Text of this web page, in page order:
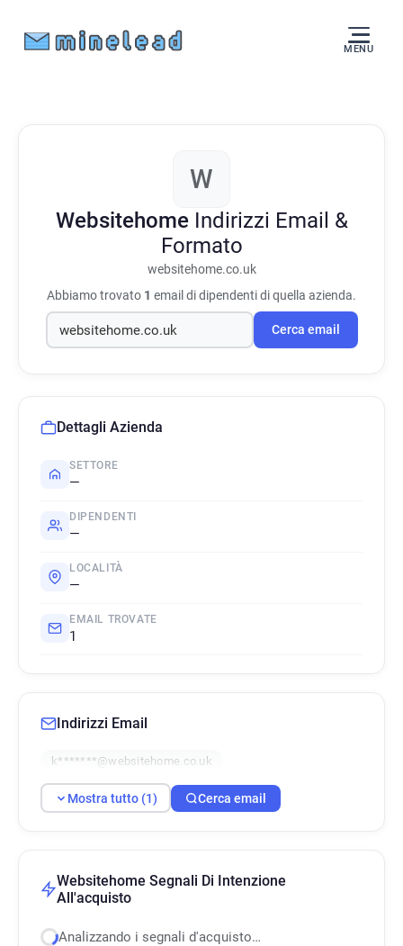
MENU
W
Websitehome Indirizzi Email &
Formato
websitehome.co.uk
Abbiamo trovato 1 email di dipendenti di quella azienda.
Cerca email
Dettagli Azienda
SETTORE
—
DIPENDENTI
—
LOCALITÀ
—
EMAIL TROVATE
1
Indirizzi Email
k*******@websitehome.co.uk
Mostra tutto (1) Cerca email
Websitehome Segnali Di Intenzione
All'acquisto
Analizzando i segnali d'acquisto…